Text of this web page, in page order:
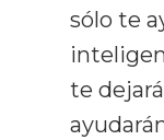
sólo te
te